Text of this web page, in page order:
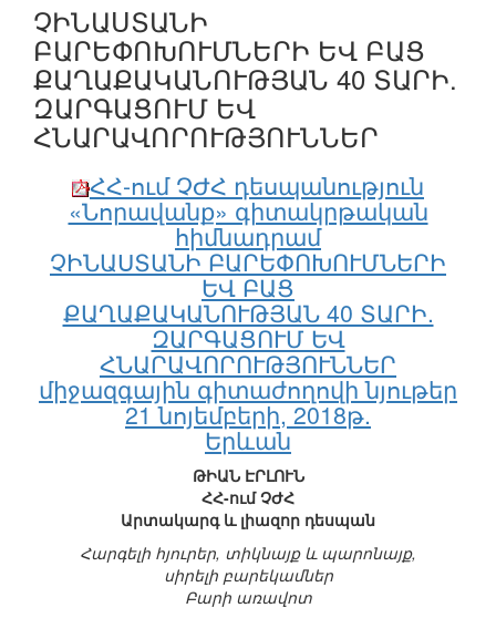
ՉԻՆԱՍՏԱՆԻ
ԲԱՐԵՓՈԽՈՒՄՆԵՐԻ ԵՎ ԲԱՑ
ՔԱՂԱՔԱԿԱՆՈՒԹՅԱՆ 40 ՏԱՐԻ.
ԶԱՐԳԱՑՈՒՄ ԵՎ
ՀՆԱՐԱՎՈՐՈՒԹՅՈՒՆՆԵՐ
ՀՀ-ում ՉԺՀ դեսպանություն
«Նորավանք» գիտակրթական
հիմնադրամ
ՉԻՆԱՍՏԱՆԻ ԲԱՐԵՓՈԽՈՒՄՆԵՐԻ
ԵՎ ԲԱՑ
ՔԱՂԱՔԱԿԱՆՈՒԹՅԱՆ 40 ՏԱՐԻ.
ԶԱՐԳԱՑՈՒՄ ԵՎ
ՀՆԱՐԱՎՈՐՈՒԹՅՈՒՆՆԵՐ
միջազգային գիտաժողովի նյութեր
21 նոյեմբերի, 2018թ.
Երևան
ԹԻԱՆ ԷՐԼՈՒՆ
ՀՀ-ում ՉԺՀ
Արտակարգ և լիազոր դեսպան
Հարգելի հյուրեր, տիկնայք և պարոնայք,
սիրելի բարեկամներ
Բարի առավոտ